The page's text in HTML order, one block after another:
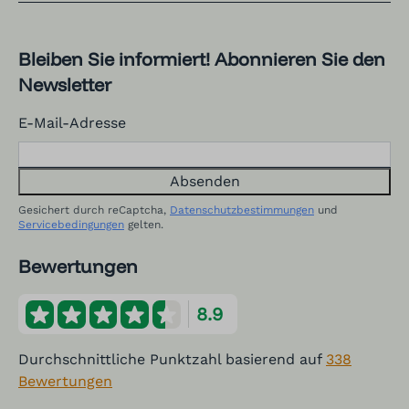
Bleiben Sie informiert! Abonnieren Sie den
Newsletter
E-Mail-Adresse
Absenden
Gesichert durch reCaptcha, Datenschutzbestimmungen und
Servicebedingungen gelten.
Bewertungen
8.9
Durchschnittliche Punktzahl basierend auf 338
Bewertungen